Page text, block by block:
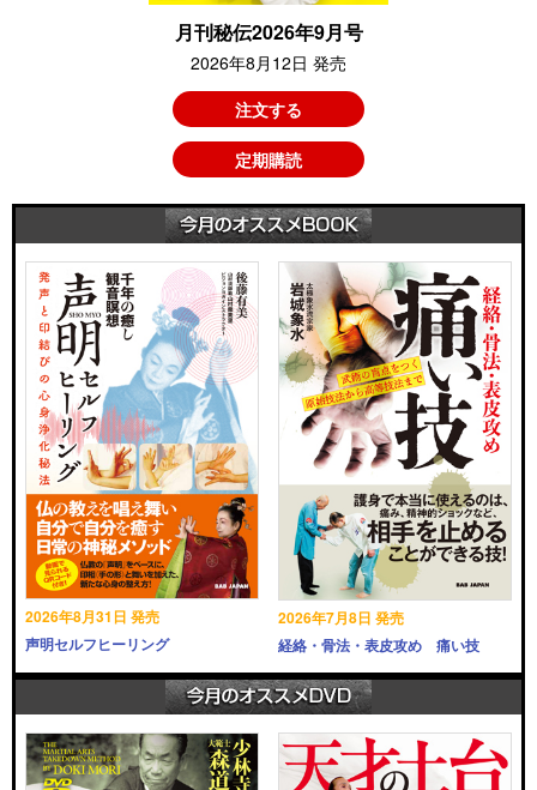
月刊秘伝2026年9月号
2026年8月12日 発売
注文する
定期購読
2026年8月31日 発売
声明セルフヒーリング
2026年7月8日 発売
経絡・骨法・表皮攻め 痛い技